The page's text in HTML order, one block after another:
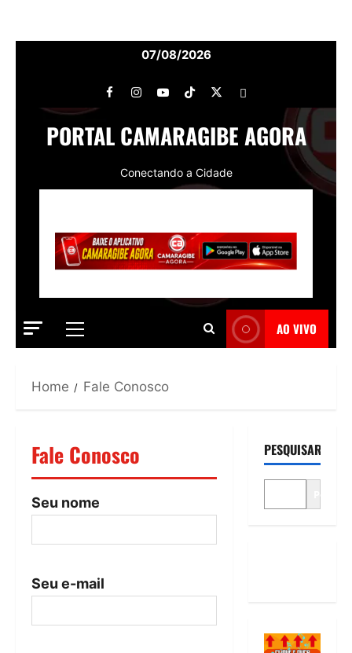
07/08/2026
PORTAL CAMARAGIBE AGORA
Conectando a Cidade
AO VIVO
Home Fale Conosco
Fale Conosco
Seu nome
Seu e-mail
PESQUISAR